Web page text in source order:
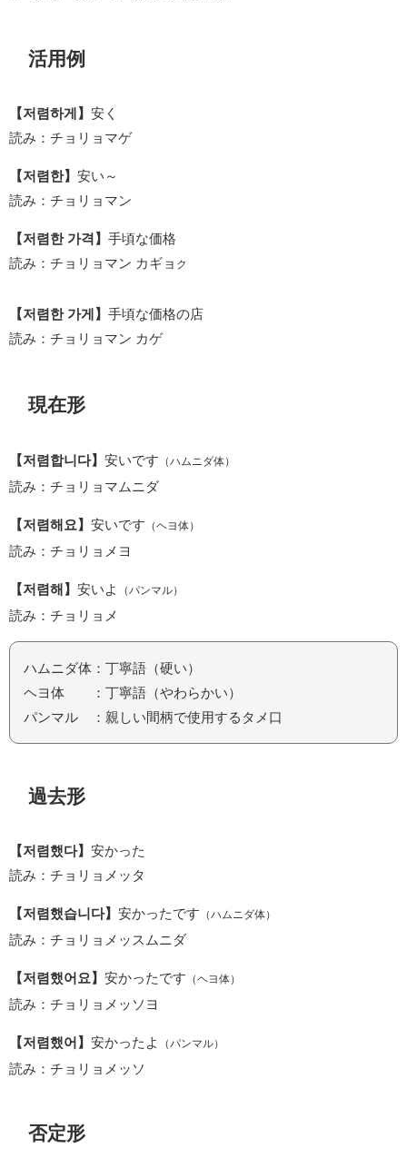
活用例
【저렴하게】 安く
読み：チョリョマゲ
【저렴한】 安い～
読み：チョリョマン
【저렴한 가격】 手頃な価格
読み：チョリョマン カギョ ク
【저렴한 가게】 手頃な価格の店
読み：チョリョマン カゲ
現在形
【저렴합니다】 安いです （ハムニダ体）
読み：チョリョマムニダ
【저렴해요】 安いです （ヘヨ体）
読み：チョリョメヨ
【저렴해】 安いよ （パンマル）
読み：チョリョメ
ハムニダ体：丁寧語（硬い）
ヘヨ体 ：丁寧語（やわらかい）
パンマル ：親しい間柄で使用するタメ口
過去形
【저렴했다】 安かった
読み：チョリョメッタ
【저렴했습니다】 安かったです （ハムニダ体）
読み：チョリョメッスムニダ
【저렴했어요】 安かったです （ヘヨ体）
読み：チョリョメッソヨ
【저렴했어】 安かったよ （パンマル）
読み：チョリョメッソ
否定形